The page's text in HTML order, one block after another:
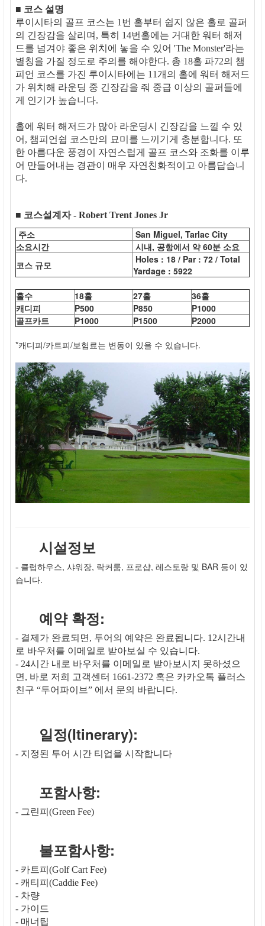
■ 코스 설명
루이시타의 골프 코스는 1번 홀부터 쉽지 않은 홀로 골퍼
의 긴장감을 살리며, 특히 14번홀에는 거대한 워터 해저
드를 넘겨야 좋은 위치에 놓을 수 있어 'The Monster'라는
별칭을 가질 정도로 주의를 해야한다. 총 18홀 파72의 챔
피언 코스를 가진 루이시타에는 11개의 홀에 워터 해저드
가 위치해 라운딩 중 긴장감을 줘 중급 이상의 골퍼들에
게 인기가 높습니다.
홀에 워터 해저드가 많아 라운딩시 긴장감을 느낄 수 있
어, 챔피언쉽 코스만의 묘미를 느끼기게 충분합니다. 또
한 아름다운 풍경이 자연스럽게 골프 코스와 조화를 이루
어 만들어내는 경관이 매우 자연친화적이고 아름답습니
다.
■ 코스설계자 - Robert Trent Jones Jr
주소
San Miguel, Tarlac City
소요시간
시내, 공항에서 약 60분 소요
코스 규모
Holes : 18 / Par : 72 / Total
Yardage : 5922
홀수 18홀 27홀
36홀
캐디피
P500 P850
P1000
골프카트
P1000 P1500 P2000
*캐디피/카트피/보험료는 변동이 있을 수 있습니다.
시설정보
- 클럽하우스, 샤워장, 락커룸, 프로샵, 레스토랑 및 BAR 등이 있
습니다.
예약 확정:
- 결제가 완료되면, 투어의 예약은 완료됩니다. 12시간내
로 바우처를 이메일로 받아보실 수 있습니다.
- 24시간 내로 바우처를 이메일로 받아보시지 못하셨으
면, 바로 저희 고객센터 1661-2372 혹은 카카오톡 플러스
친구 “투어파이브” 에서 문의 바랍니다.
일정(Itinerary):
- 지정된 투어 시간 티업을 시작합니다
포함사항:
- 그린피(Green Fee)
불포함사항:
- 카트피(Golf Cart Fee)
- 캐티피(Caddie Fee)
- 차량
- 가이드
- 매너팁